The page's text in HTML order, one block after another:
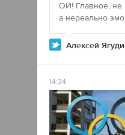
ОИ! Главное, не
а нереально
Алексей
14:34